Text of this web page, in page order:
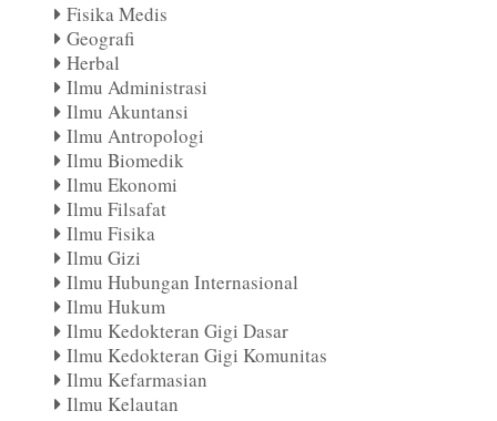
Fisika Medis
Geografi
Herbal
Ilmu Administrasi
Ilmu Akuntansi
Ilmu Antropologi
Ilmu Biomedik
Ilmu Ekonomi
Ilmu Filsafat
Ilmu Fisika
Ilmu Gizi
Ilmu Hubungan Internasional
Ilmu Hukum
Ilmu Kedokteran Gigi Dasar
Ilmu Kedokteran Gigi Komunitas
Ilmu Kefarmasian
Ilmu Kelautan